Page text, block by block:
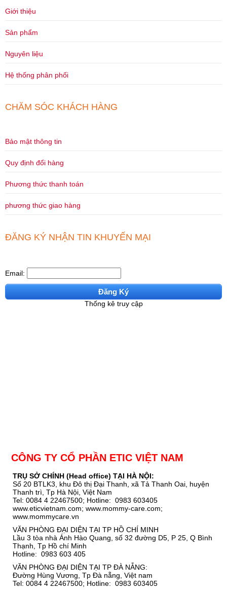
Giới thiệu
Sản phẩm
Nguyên liệu
Hệ thống phân phối
CHĂM SÓC KHÁCH HÀNG
Bảo mật thông tin
Quy định đổi hàng
Phương thức thanh toán
phương thức giao hàng
ĐĂNG KÝ NHẬN TIN KHUYẾN MẠI
Email:
Đăng Ký
Thống kê truy cập
CÔNG TY CỔ PHẦN ETIC VIỆT NAM
TRỤ SỞ CHÍNH (Head office) TẠI HÀ NỘI:
Số 20 BTLK3, khu Đô thị Đại Thanh, xã Tả Thanh Oai, huyện
Thanh trì, Tp Hà Nội, Việt Nam
Tel: 0084 4 22467500; Hotline: 0983 603405
www.eticvietnam.com; www.mommy-care.com;
www.mommycare.vn
VĂN PHÒNG ĐẠI DIỆN TẠI TP HỒ CHÍ MINH
Lầu 3 tòa nhà Ánh Hào Quang, số 32 đường D5, P 25, Q Bình
Thạnh, Tp Hồ chí Minh
Hotline: 0983 603 405
VĂN PHÒNG ĐẠI DIỆN TẠI TP ĐÀ NẴNG:
Đường Hùng Vương, Tp Đà nẵng, Việt nam
Tel: 0084 4 22467500; Hotline: 0983 603405